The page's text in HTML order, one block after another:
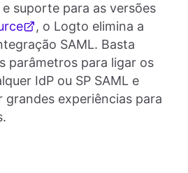
suporte para as versões
, o Logto elimina a
SAML. Basta
parâmetros para ligar os
IdP ou SP SAML e
experiências para